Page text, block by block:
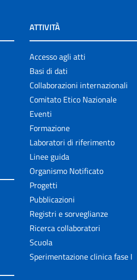
ATTIVITÀ
Accesso agli atti
Basi di dati
Collaborazioni internazionali
Comitato Etico Nazionale
Eventi
Formazione
Laboratori di riferimento
Linee guida
Organismo Notificato
Progetti
Pubblicazioni
Registri e sorveglianze
Ricerca collaboratori
Scuola
Sperimentazione clinica fase I